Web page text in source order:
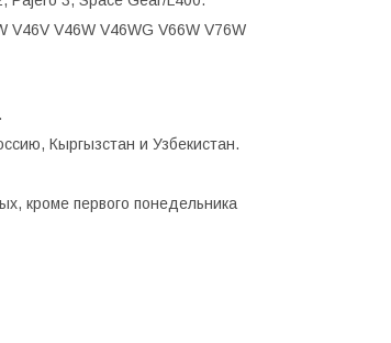
V46V V46W V46WG V66W V76W
Кыргызстан и Узбекистан.
кроме первого понедельника